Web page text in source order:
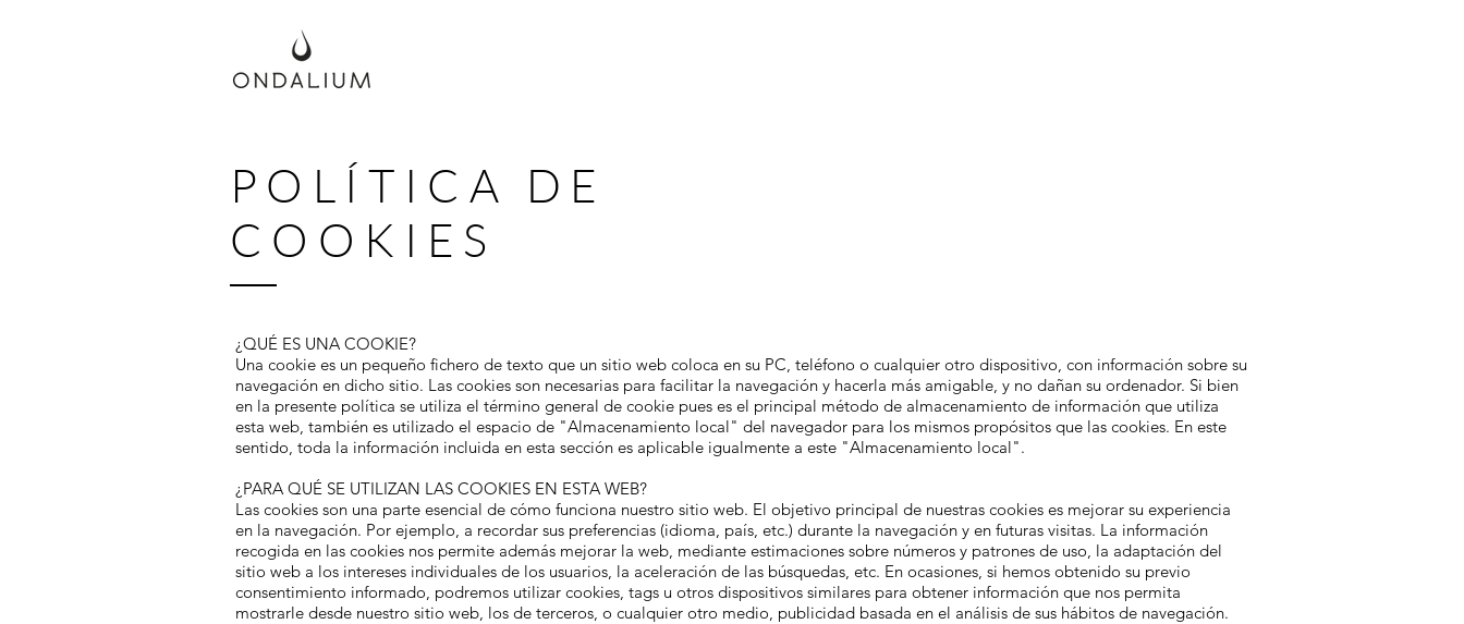
POLÍTICA DE
COOKIES
¿QUÉ ES UNA COOKIE?
Una cookie es un pequeño fichero de texto que un sitio web coloca en su PC, teléfono o cualquier otro dispositivo, con información sobre su
navegación en dicho sitio. Las cookies son necesarias para facilitar la navegación y hacerla más amigable, y no dañan su ordenador. Si bien
en la presente política se utiliza el término general de cookie pues es el principal método de almacenamiento de información que utiliza
esta web, también es utilizado el espacio de "Almacenamiento local" del navegador para los mismos propósitos que las cookies. En este
sentido, toda la información incluida en esta sección es aplicable igualmente a este "Almacenamiento local".
¿PARA QUÉ SE UTILIZAN LAS COOKIES EN ESTA WEB?
Las cookies son una parte esencial de cómo funciona nuestro sitio web. El objetivo principal de nuestras cookies es mejorar su experiencia
en la navegación. Por ejemplo, a recordar sus preferencias (idioma, país, etc.) durante la navegación y en futuras visitas. La información
recogida en las cookies nos permite además mejorar la web, mediante estimaciones sobre números y patrones de uso, la adaptación del
sitio web a los intereses individuales de los usuarios, la aceleración de las búsquedas, etc. En ocasiones, si hemos obtenido su previo
consentimiento informado, podremos utilizar cookies, tags u otros dispositivos similares para obtener información que nos permita
mostrarle desde nuestro sitio web, los de terceros, o cualquier otro medio, publicidad basada en el análisis de sus hábitos de navegación.